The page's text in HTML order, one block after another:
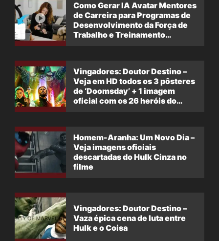
Como Gerar IA Avatar Mentores
de Carreira para Programas de
Desenvolvimento da Força de
Trabalho e Treinamento
Vingadores: Doutor Destino –
Veja em HD todos os 3 pôsteres
de ‘Doomsday’ + 1 imagem
oficial com os 26 heróis do
Homem-Aranha: Um Novo Dia –
Veja imagens oficiais
descartadas do Hulk Cinza no
filme
Vingadores: Doutor Destino –
Vaza épica cena de luta entre
Hulk e o Coisa